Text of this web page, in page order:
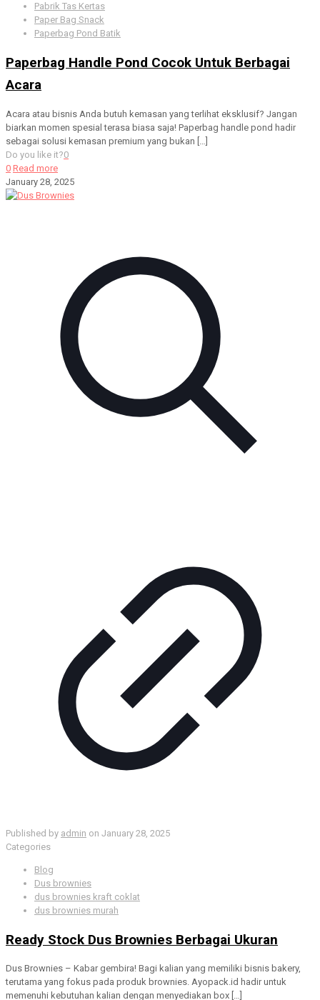
Pabrik Tas Kertas
Paper Bag Snack
Paperbag Pond Batik
Paperbag Handle Pond Cocok Untuk Berbagai
Acara
Acara atau bisnis Anda butuh kemasan yang terlihat eksklusif? Jangan
biarkan momen spesial terasa biasa saja! Paperbag handle pond hadir
sebagai solusi kemasan premium yang bukan
Do you like it?0
0 Read more
January 28, 2025
Published by admin on January 28, 2025
Categories
Blog
Dus brownies
dus brownies kraft coklat
dus brownies murah
Ready Stock Dus Brownies Berbagai Ukuran
Dus Brownies – Kabar gembira! Bagi kalian yang memiliki bisnis bakery,
terutama yang fokus pada produk brownies. Ayopack.id hadir untuk
memenuhi kebutuhan kalian dengan menyediakan box […]